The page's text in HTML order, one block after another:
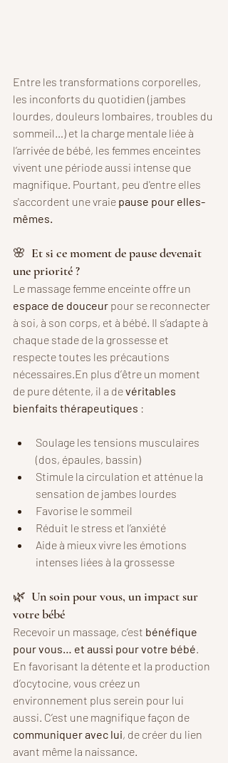
Entre les transformations corporelles,
les inconforts du quotidien (jambes
lourdes, douleurs lombaires, troubles du
sommeil…) et la charge mentale liée à
l’arrivée de bébé, les femmes enceintes
vivent une période aussi intense que
magnifique. Pourtant, peu d'entre elles
s'accordent une vraie pause pour elles-
mêmes.
🌸  Et si ce moment de pause devenait
une priorité ?
Le massage femme enceinte offre un
espace de douceur pour se reconnecter
à soi, à son corps, et à bébé. Il s’adapte à
chaque stade de la grossesse et
respecte toutes les précautions
nécessaires.En plus d’être un moment
de pure détente, il a de véritables
bienfaits thérapeutiques :
Soulage les tensions musculaires
(dos, épaules, bassin)
Stimule la circulation et atténue la
sensation de jambes lourdes
Favorise le sommeil
Réduit le stress et l’anxiété
Aide à mieux vivre les émotions
intenses liées à la grossesse
🌿  Un soin pour vous, un impact sur
votre bébé
Recevoir un massage, c’est bénéfique
pour vous… et aussi pour votre bébé.
En favorisant la détente et la production
d’ocytocine, vous créez un
environnement plus serein pour lui
aussi. C’est une magnifique façon de
communiquer avec lui, de créer du lien
avant même la naissance.